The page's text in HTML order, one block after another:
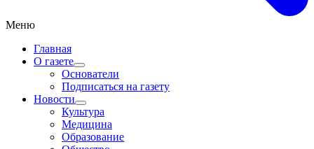
Меню
Главная
О газете
Основатели
Подписаться на газету
Новости
Культура
Медицина
Образование